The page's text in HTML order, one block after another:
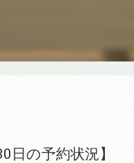
日の予約状況】